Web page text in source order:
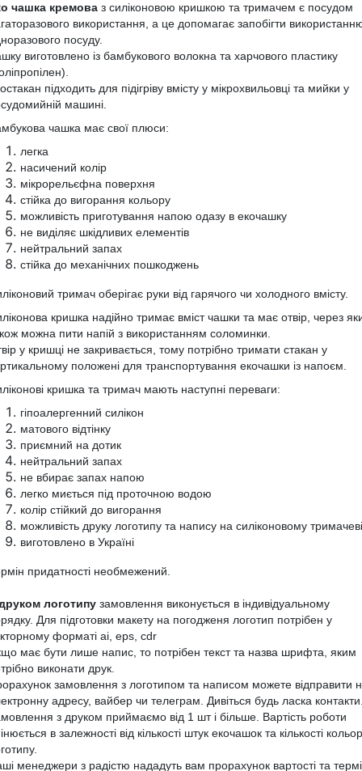
чашка кремова з силіконовою кришкою та тримачем є посудом
використання, а це допомагає запобігти
посуду.
виготовлено із бамбукового волокна та харчового пластику
підходить для підігріву вмісту у мікрохвильовці та мийки у
машині.
чашка має свої плюси:
легка
насичений колір
мікрорельєфна поверхня
стійка до вигорання кольору
можливість приготування напою одазу в екочашку
не виділяє шкідливих елементів
нейтральний запах
стійка до механічних пошкоджень
тримач оберігає руки від гарячого чи холодного вмісту.
кришка надійно тримає вміст чашки та має отвір, через
можна пити напій з використанням соломинки.
у кришці не закривається, тому потрібно тримати стакан у
положені для транспортування екочашки із напоєм.
кришка та тримач мають наступні переваги:
гіпоалергенний силікон
матового відтінку
приємний на дотик
нейтральний запах
не вбирає запах напою
легко миється під проточною водою
колір стійкий до вигорання
можливість друку логотипу та напису на силіконовому тримачеві
виготовлено в Україні
придатності необмежений.
логотипу замовлення виконується в індивідуальному
Для підготовки макету на погодженя логотип потрібен у
форматі ai, eps, cdr
має бути лише напис, то потрібен текст та назва шрифта, яким
виконати друк.
замовлення з логотипом та написом можете відправити
адресу, вайбер чи телеграм. Дивіться будь ласка
з друком приймаємо від 1 шт і більше. Вартість роботи
в залежності від кількості штук екочашок та кількості
менеджери з радістю нададуть вам прорахунок вартості та